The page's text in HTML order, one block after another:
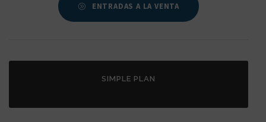
ENTRADAS A LA VENTA
SIMPLE PLAN